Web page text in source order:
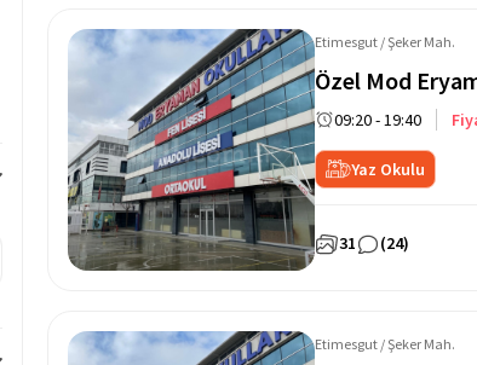
Etimesgut / Şeker Mah.
Özel Mod
09:20 - 19:40
Yaz Okulu
31 (24)
Etimesgut / Şeker Mah.